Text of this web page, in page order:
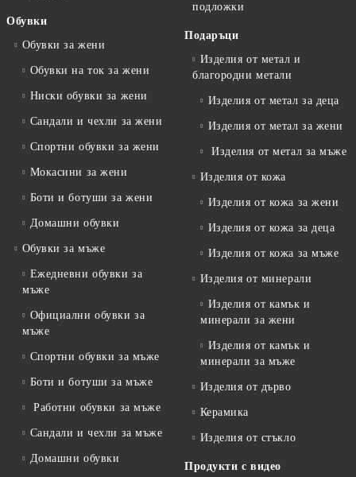
Обувки
Обувки за жени
Обувки на ток за жени
Ниски обувки за жени
Сандали и чехли за жени
Спортни обувки за жени
Мокасини за жени
Боти и ботуши за жени
Домашни обувки
Обувки за мъже
Ежедневни обувки за
мъже
Официални обувки за
мъже
Спортни обувки за мъже
Боти и ботуши за мъже
Работни обувки за мъже
Сандали и чехли за мъже
Домашни обувки
подложки
Подаръци
Изделия от метал и
благородни метали
Изделия от метал за деца
Изделия от метал за жени
Изделия от метал за мъже
Изделия от кожа
Изделия от кожа за жени
Изделия от кожа за деца
Изделия от кожа за мъже
Изделия от минерали
Изделия от камък и
минерали за жени
Изделия от камък и
минерали за мъже
Изделия от дърво
Керамика
Изделия от стъкло
Продукти с видео